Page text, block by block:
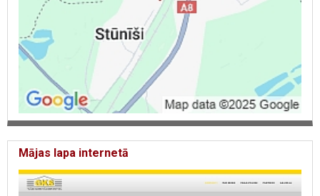
Mājas lapa internetā